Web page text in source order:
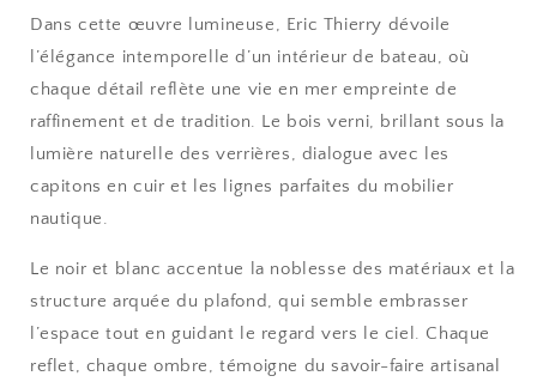
Dans cette œuvre lumineuse, Eric Thierry dévoile
l’élégance intemporelle d’un intérieur de bateau, où
chaque détail reflète une vie en mer empreinte de
raffinement et de tradition. Le bois verni, brillant sous la
lumière naturelle des verrières, dialogue avec les
capitons en cuir et les lignes parfaites du mobilier
nautique.
Le noir et blanc accentue la noblesse des matériaux et la
structure arquée du plafond, qui semble embrasser
l’espace tout en guidant le regard vers le ciel. Chaque
reflet, chaque ombre, témoigne du savoir-faire artisanal